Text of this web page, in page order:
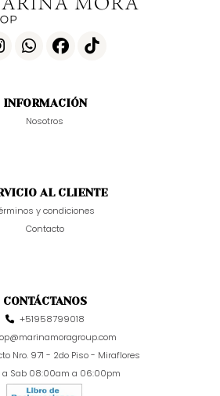
INFORMACIÓN
Nosotros
AL CLIENTE
y condiciones
Contacto
CONTÁCTANOS
+51958799018
Nro. 971 - 2do Piso - Miraflores
a Sab 08:00am a 06:00pm